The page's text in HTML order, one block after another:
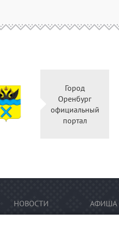
Город
Оренбург
официальный
портал
НОВОСТИ АФИША